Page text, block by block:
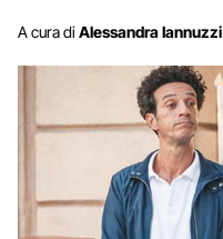
A cura di Alessandra Iannuzzi